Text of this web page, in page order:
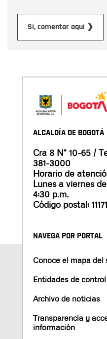
Sí, comentar aquí ❯
ALCALDÍA DE BOGOTÁ
Cra 8 N° 10-65 /
381-3000
Horario de
Lunes a viernes
4:30 p.m.
Código postal:
NAVEGA POR PORTAL
Conoce el mapa del
Entidades de control
Archivo de noticias
Transparencia y
información